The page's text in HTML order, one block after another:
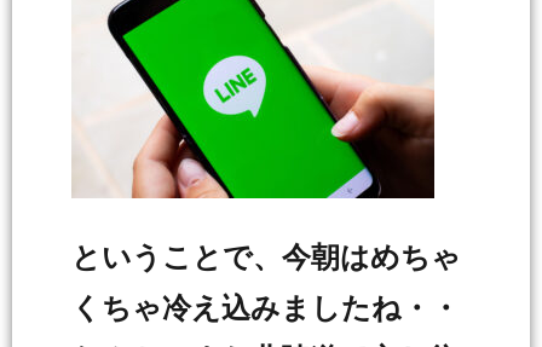
ということで、今朝はめちゃ
くちゃ冷え込みましたね・・